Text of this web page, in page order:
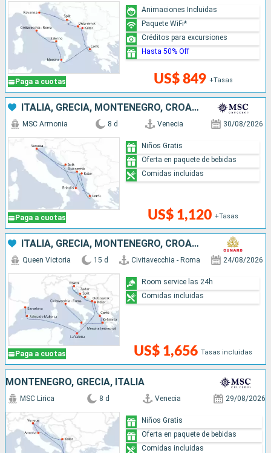
Paga a cuotas US$ 849 +Tasas
Animaciones Incluidas
Paquete WiFi*
Créditos para excursiones
Hasta 50% Off
ITALIA, GRECIA, MONTENEGRO, CROACIA
Paga a cuotas
MSC Armonia 8 d Venecia 30/08/2026
US$ 1,120 +Tasas
Niños Gratis
Oferta en paquete de bebidas
Comidas incluidas
ITALIA, GRECIA, MONTENEGRO, CROACIA, MALTA, ESPAÑA
Paga a cuotas
Queen Victoria 15 d Civitavecchia - Roma 24/08/2026
US$ 1,656 Tasas incluidas
Room service las 24h
Comidas incluidas
MONTENEGRO, GRECIA, ITALIA
MSC Lirica 8 d Venecia 29/08/2026
Niños Gratis
Oferta en paquete de bebidas
Comidas incluidas